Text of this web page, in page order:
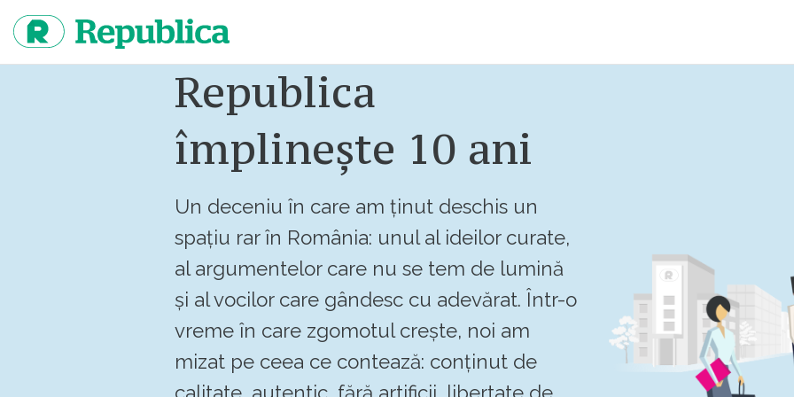
continut
Republica
împlinește 10 ani
Un deceniu în care am ținut deschis un
spațiu rar în România: unul al ideilor curate,
al argumentelor care nu se tem de lumină
și al vocilor care gândesc cu adevărat. Într-o
vreme în care zgomotul crește, noi am
mizat pe ceea ce contează: conținut de